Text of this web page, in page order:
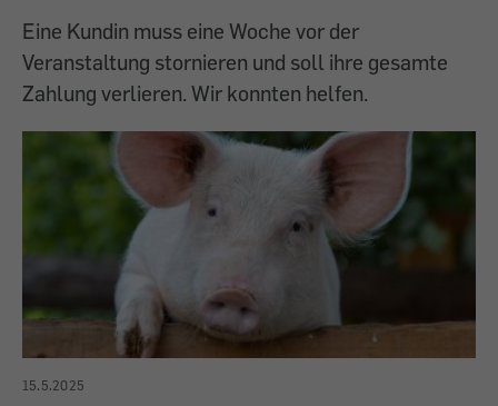
Eine Kundin muss eine Woche vor der
Veranstaltung stornieren und soll ihre gesamte
Zahlung verlieren. Wir konnten helfen.
15.5.2025